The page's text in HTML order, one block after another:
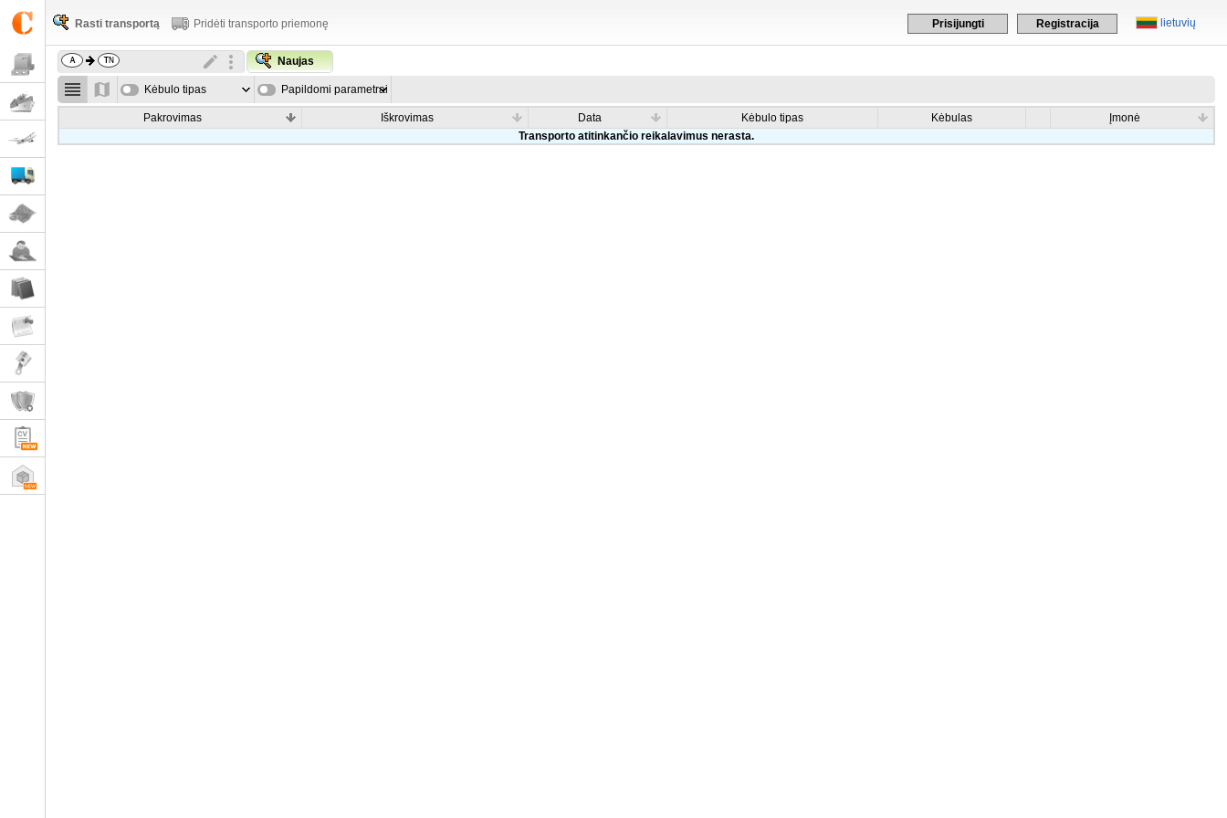
lietuvių
Prisijungti Registracija
Rasti transportą Pridėti transporto priemonę
Naujas
Kėbulo tipas Papildomi parametrai
Pakrovimas Iškrovimas Data Kėbulo tipas Kėbulas
Įmonė
Transporto atitinkančio reikalavimus nerasta.